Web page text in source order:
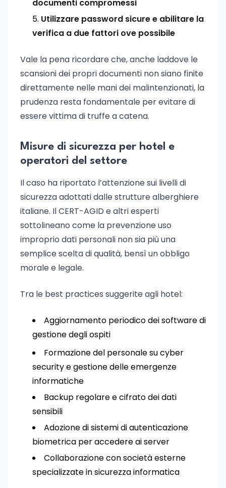
documenti compromessi
Utilizzare password sicure e abilitare la
verifica a due fattori ove possibile
Vale la pena ricordare che, anche laddove le
scansioni dei propri documenti non siano finite
direttamente nelle mani dei malintenzionati, la
prudenza resta fondamentale per evitare di
essere vittima di truffe a catena.
Misure di sicurezza per hotel e
operatori del settore
Il caso ha riportato l’attenzione sui livelli di
sicurezza adottati dalle strutture alberghiere
italiane. Il CERT-AGID e altri esperti
sottolineano come la prevenzione uso
improprio dati personali non sia più una
semplice scelta di qualità, bensì un obbligo
morale e legale.
Tra le best practices suggerite agli hotel:
Aggiornamento periodico dei software di
gestione degli ospiti
Formazione del personale su cyber
security e gestione delle emergenze
informatiche
Backup regolare e cifrato dei dati
sensibili
Adozione di sistemi di autenticazione
biometrica per accedere ai server
Collaborazione con società esterne
specializzate in sicurezza informatica